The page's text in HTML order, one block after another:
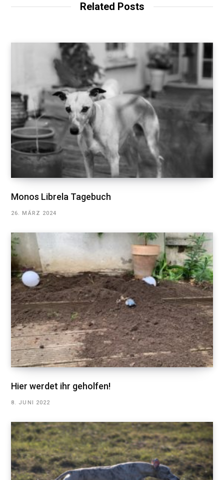
Related Posts
Monos Librela Tagebuch
26. MÄRZ 2024
Hier werdet ihr geholfen!
8. JUNI 2022